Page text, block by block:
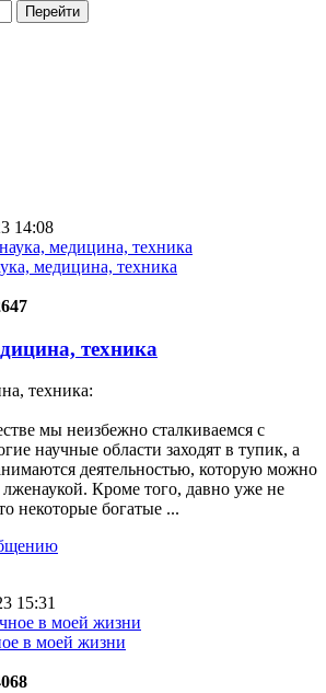
14:08
медицина, техника
медицина, техника
техника
техника:
мы неизбежно сталкиваемся с
научные области заходят в тупик, а
деятельностью, которую можно
лженаукой. Кроме того, давно уже не
некоторые богатые ...
15:31
в моей жизни
в моей жизни